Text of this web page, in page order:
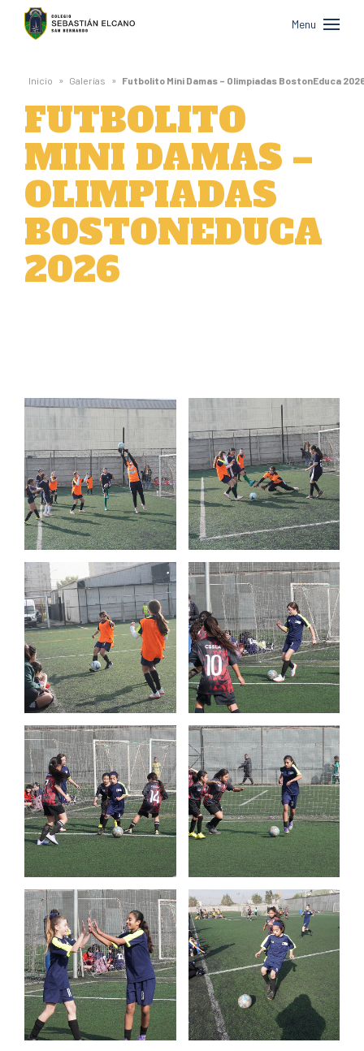
Colegio
Sebastián
Elcano
de
San
Bernardo
Menu
Inicio » Galerías » Futbolito Mini Damas – Olimpiadas BostonEduca
FUTBOLITO
MINI DAMAS –
OLIMPIADAS
BOSTONEDUCA
2026